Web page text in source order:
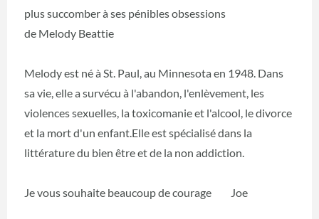
plus succomber à ses pénibles obsessions
de Melody Beattie
Melody est né à St. Paul, au Minnesota en 1948. Dans
sa vie, elle a survécu à l'abandon, l'enlèvement, les
violences sexuelles, la toxicomanie et l'alcool, le divorce
et la mort d'un enfant.Elle est spécialisé dans la
littérature du bien être et de la non addiction.
Je vous souhaite beaucoup de courage Joe